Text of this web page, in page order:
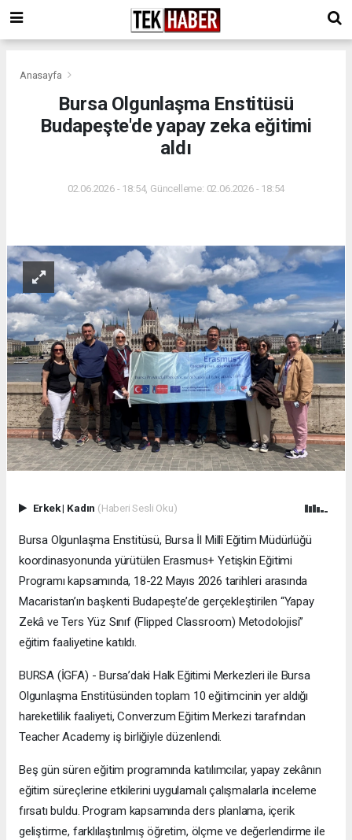
Anasayfa
Bursa Olgunlaşma Enstitüsü
Budapeşte'de yapay zeka eğitimi
aldı
02.06.2026 - 18:54, Güncelleme: 02.06.2026 - 18:54
Erkek| Kadın (Haberi Sesli Oku)
Bursa Olgunlaşma Enstitüsü, Bursa İl Millî Eğitim Müdürlüğü
koordinasyonunda yürütülen Erasmus+ Yetişkin Eğitimi
Programı kapsamında, 18-22 Mayıs 2026 tarihleri arasında
Macaristan’ın başkenti Budapeşte’de gerçekleştirilen “Yapay
Zekâ ve Ters Yüz Sınıf (Flipped Classroom) Metodolojisi”
eğitim faaliyetine katıldı.
BURSA (İGFA) - Bursa’daki Halk Eğitimi Merkezleri ile Bursa
Olgunlaşma Enstitüsünden toplam 10 eğitimcinin yer aldığı
hareketlilik faaliyeti, Converzum Eğitim Merkezi tarafından
Teacher Academy iş birliğiyle düzenlendi.
Beş gün süren eğitim programında katılımcılar, yapay zekânın
eğitim süreçlerine etkilerini uygulamalı çalışmalarla inceleme
fırsatı buldu. Program kapsamında ders planlama, içerik
geliştirme, farklılaştırılmış öğretim, ölçme ve değerlendirme ile